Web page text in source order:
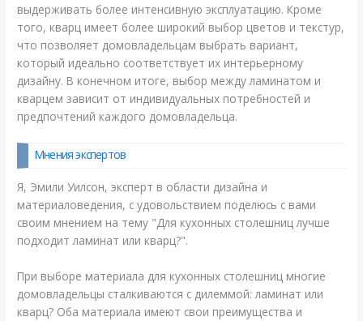
выдерживать более интенсивную эксплуатацию. Кроме
того, кварц имеет более широкий выбор цветов и текстур,
что позволяет домовладельцам выбрать вариант,
который идеально соответствует их интерьерному
дизайну. В конечном итоге, выбор между ламинатом и
кварцем зависит от индивидуальных потребностей и
предпочтений каждого домовладельца.
Мнения экспертов
Я, Эмили Уилсон, эксперт в области дизайна и
материаловедения, с удовольствием поделюсь с вами
своим мнением на тему "Для кухонных столешниц лучше
подходит ламинат или кварц?".
При выборе материала для кухонных столешниц многие
домовладельцы сталкиваются с дилеммой: ламинат или
кварц? Оба материала имеют свои преимущества и